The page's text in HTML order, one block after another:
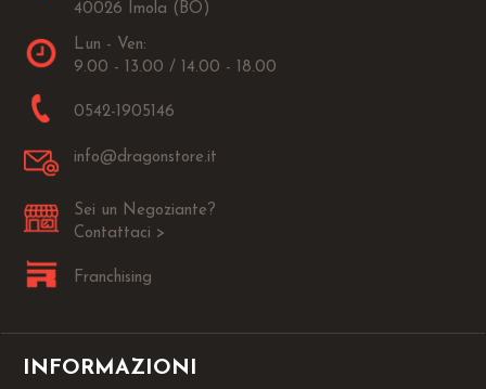
40026 Imola (BO)
Lun - Ven:
9.00 - 13.00 / 14.00 - 18.00
0542-1905146
info@dragonstore.it
Sei un Negoziante?
Contattaci >
Franchising
INFORMAZIONI